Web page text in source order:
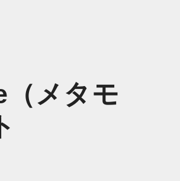
メタモ